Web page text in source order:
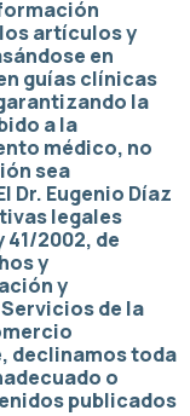
artículos y
en
guías clínicas
la
a la
médico, no
sea
Dr. Eugenio Díaz
legales
41/2002, de
y
y
de la
declinamos toda
o
publicados